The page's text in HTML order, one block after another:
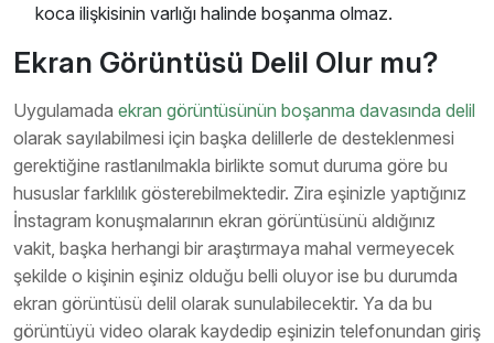
koca ilişkisinin varlığı halinde boşanma olmaz.
Ekran Görüntüsü Delil Olur mu?
Uygulamada ekran görüntüsünün boşanma davasında delil
olarak sayılabilmesi için başka delillerle de desteklenmesi
gerektiğine rastlanılmakla birlikte somut duruma göre bu
hususlar farklılık gösterebilmektedir. Zira eşinizle yaptığınız
İnstagram konuşmalarının ekran görüntüsünü aldığınız
vakit, başka herhangi bir araştırmaya mahal vermeyecek
şekilde o kişinin eşiniz olduğu belli oluyor ise bu durumda
ekran görüntüsü delil olarak sunulabilecektir. Ya da bu
görüntüyü video olarak kaydedip eşinizin telefonundan giriş